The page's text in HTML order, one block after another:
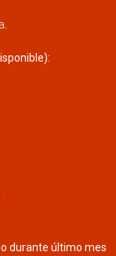
durante último mes